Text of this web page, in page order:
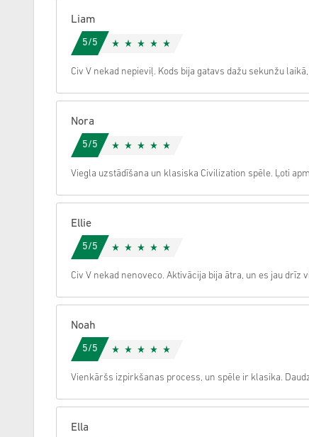
Atcelt
Liam
5/5
Civ V nekad nepieviļ. Kods bija gatavs dažu sekunžu
Nora
5/5
Viegla uzstādīšana un klasiska Civilization spēle. Ļoti
Ellie
5/5
Civ V nekad nenoveco. Aktivācija bija ātra, un es jau drīz
Noah
5/5
Vienkāršs izpirkšanas process, un spēle ir klasika.
Ella